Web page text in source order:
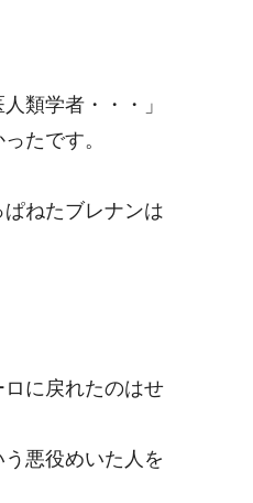
類学者・・・」
たです。
ねたブレナンは
に戻れたのはせ
悪役めいた人を